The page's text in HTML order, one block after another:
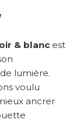
& blanc est
lumière.
voulu
ancrer